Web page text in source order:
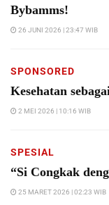
Bybamms!
26 JUNI 2026 | 23:47 WIB
SPONSORED
Kesehatan
2 MEI 2026 | 10:16 WIB
SPESIAL
“Si Congkak
25 MARET 2026 | 02:23 WIB